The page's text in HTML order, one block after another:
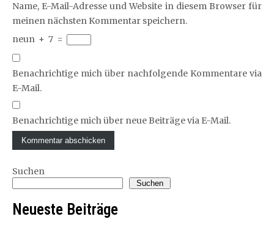
Name, E-Mail-Adresse und Website in diesem Browser für
meinen nächsten Kommentar speichern.
neun + 7 =
Benachrichtige mich über nachfolgende Kommentare via
E-Mail.
Benachrichtige mich über neue Beiträge via E-Mail.
Suchen
Suchen
Neueste Beiträge